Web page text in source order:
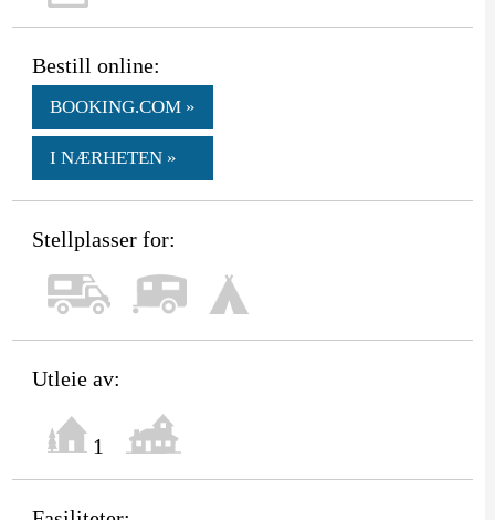
Bestill online:
BOOKING.COM »
I NÆRHETEN »
Stellplasser for:
Utleie av:
1